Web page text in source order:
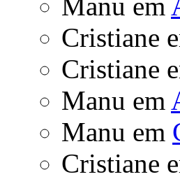
Cristiane
Cristiane
Manu em
Manu em
Cristiane